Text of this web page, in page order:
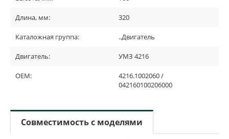
Длина, мм: 320
Каталожная группа: ..Двигатель
Двигатель: УМЗ 4216
OEM:
4216.1002060 /
042160100206000
Совместимость с моделями